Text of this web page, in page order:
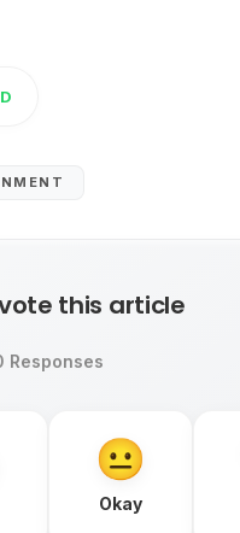
this article
Responses
Okay